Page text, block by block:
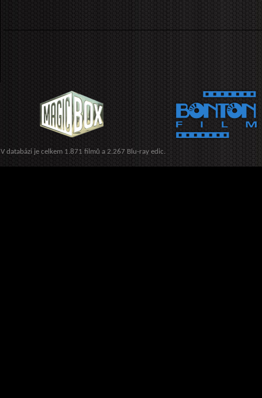
V databázi je celkem 1.871 filmů a 2.267 Blu-ray edic.